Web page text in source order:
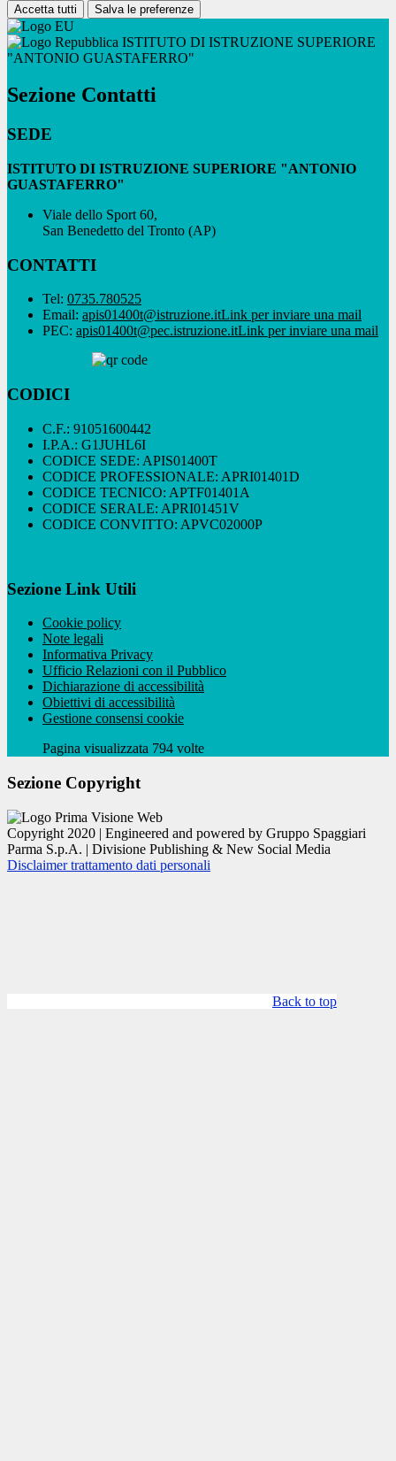
Accetta tutti Salva le preferenze
ISTITUTO DI ISTRUZIONE SUPERIORE
"ANTONIO GUASTAFERRO"
Sezione Contatti
SEDE
ISTITUTO DI ISTRUZIONE SUPERIORE "ANTONIO
GUASTAFERRO"
Viale dello Sport 60,
San Benedetto del Tronto (AP)
CONTATTI
Tel: 0735.780525
Email: apis01400t@istruzione.itLink per inviare una mail
PEC: apis01400t@pec.istruzione.itLink per inviare una mail
CODICI
C.F.: 91051600442
I.P.A.: G1JUHL6I
CODICE SEDE: APIS01400T
CODICE PROFESSIONALE: APRI01401D
CODICE TECNICO: APTF01401A
CODICE SERALE: APRI01451V
CODICE CONVITTO: APVC02000P
Sezione Link Utili
Cookie policy
Note legali
Informativa Privacy
Ufficio Relazioni con il Pubblico
Dichiarazione di accessibilità
Obiettivi di accessibilità
Gestione consensi cookie
Pagina visualizzata 794 volte
Sezione Copyright
Copyright 2020 | Engineered and powered by Gruppo Spaggiari
Parma S.p.A. | Divisione Publishing & New Social Media
Disclaimer trattamento dati personali
Back to top